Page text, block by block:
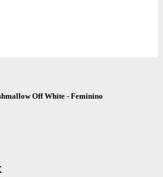
Off White - Feminino